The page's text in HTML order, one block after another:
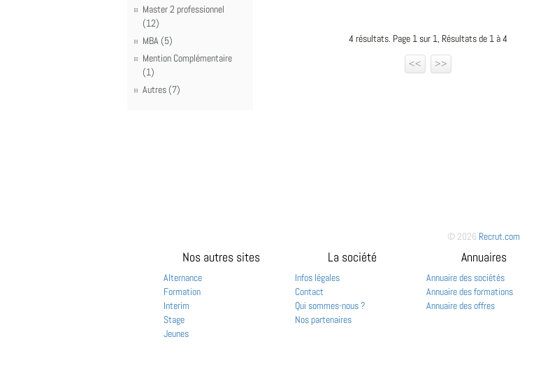
Master 2 professionnel
(12)
MBA (5)
Mention Complémentaire
(1)
Autres (7)
4 résultats. Page 1 sur 1, Résultats de 1 à 4
<<
>>
© 2026 Recrut.com
Nos autres sites
Alternance
Formation
Interim
Stage
Jeunes
La société
Infos légales
Contact
Qui sommes-nous ?
Nos partenaires
Annuaires
Annuaire des sociétés
Annuaire des formations
Annuaire des offres